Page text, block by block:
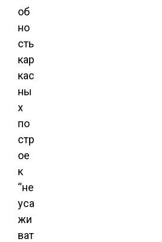
об
но
сть
кар
кас
ны
х
по
стр
ое
к
“не
уса
жи
ват